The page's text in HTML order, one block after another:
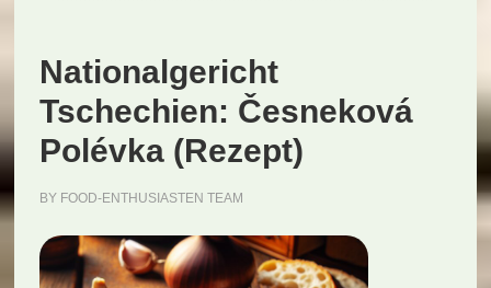
Nationalgericht
Tschechien: Česneková
Polévka (Rezept)
BY FOOD-ENTHUSIASTEN TEAM